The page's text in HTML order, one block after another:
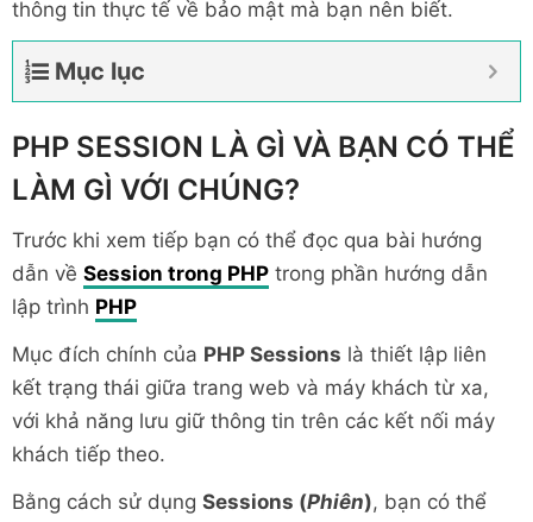
thông tin thực tế về bảo mật mà bạn nên biết.
Mục lục
PHP SESSION LÀ GÌ VÀ BẠN CÓ THỂ
LÀM GÌ VỚI CHÚNG?
Trước khi xem tiếp bạn có thể đọc qua bài hướng
dẫn về Session trong PHP trong phần hướng dẫn
lập trình PHP
Mục đích chính của PHP Sessions là thiết lập liên
kết trạng thái giữa trang web và máy khách từ xa,
với khả năng lưu giữ thông tin trên các kết nối máy
khách tiếp theo.
Bằng cách sử dụng Sessions (Phiên), bạn có thể